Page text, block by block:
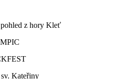
z hory Kleť
Kateřiny